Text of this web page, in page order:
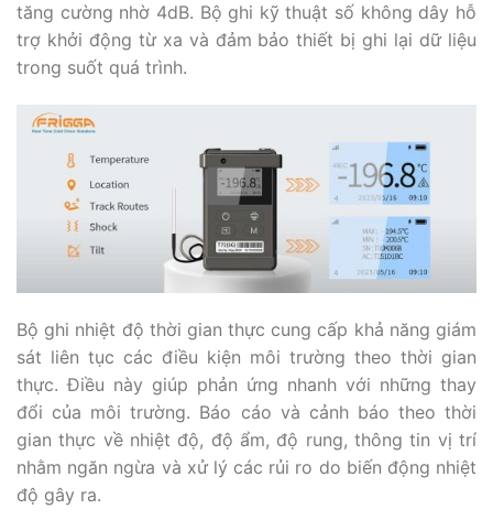
tăng cường nhờ 4dB. Bộ ghi kỹ thuật số không dây hỗ
trợ khởi động từ xa và đảm bảo thiết bị ghi lại dữ liệu
trong suốt quá trình.
Bộ ghi nhiệt độ thời gian thực cung cấp khả năng giám
sát liên tục các điều kiện môi trường theo thời gian
thực. Điều này giúp phản ứng nhanh với những thay
đổi của môi trường. Báo cáo và cảnh báo theo thời
gian thực về nhiệt độ, độ ẩm, độ rung, thông tin vị trí
nhằm ngăn ngừa và xử lý các rủi ro do biến động nhiệt
độ gây ra.